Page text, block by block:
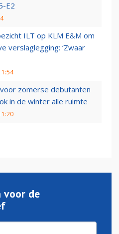
E2
ILT op KLM E&M om
verslaglegging: ‘Zwaar
zomerse debutanten
in de winter alle ruimte
voor de